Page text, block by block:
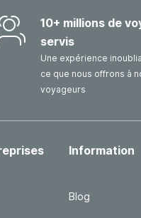
10+ millions de
servis
Une expérience
ce que nous offrons à
voyageurs
Information
Blog